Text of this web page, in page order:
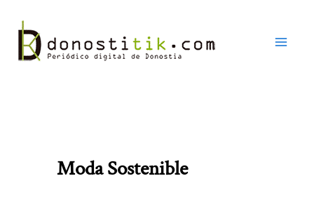
contenido
Moda Sostenible